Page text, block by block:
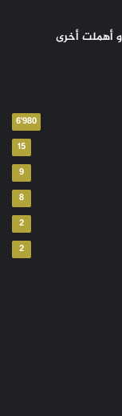
أهملت أخرى
6٬980
15
9
8
2
2